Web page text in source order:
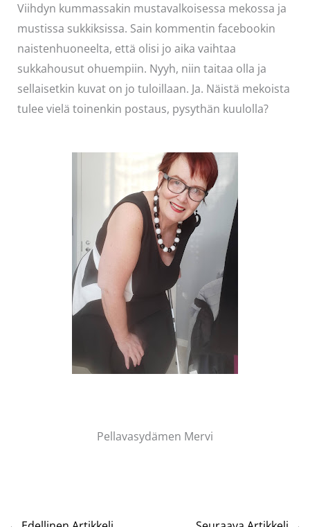
Viihdyn kummassakin mustavalkoisessa mekossa ja
mustissa sukkiksissa. Sain kommentin facebookin
naistenhuoneelta, että olisi jo aika vaihtaa
sukkahousut ohuempiin. Nyyh, niin taitaa olla ja
sellaisetkin kuvat on jo tuloillaan. Ja. Näistä mekoista
tulee vielä toinenkin postaus, pysythän kuulolla?
Pellavasydämen Mervi